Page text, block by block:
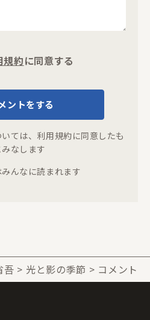
規約に同意する
ントをする
ては、 利用規約に同意したも
なします
んなに読まれます
吾 光と影の季節 コメント